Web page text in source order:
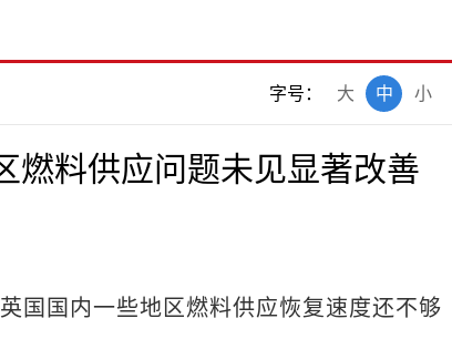
字号： 小
中
大
燃料供应问题未见显著改善
国内一些地区燃料供应恢复速度还不够